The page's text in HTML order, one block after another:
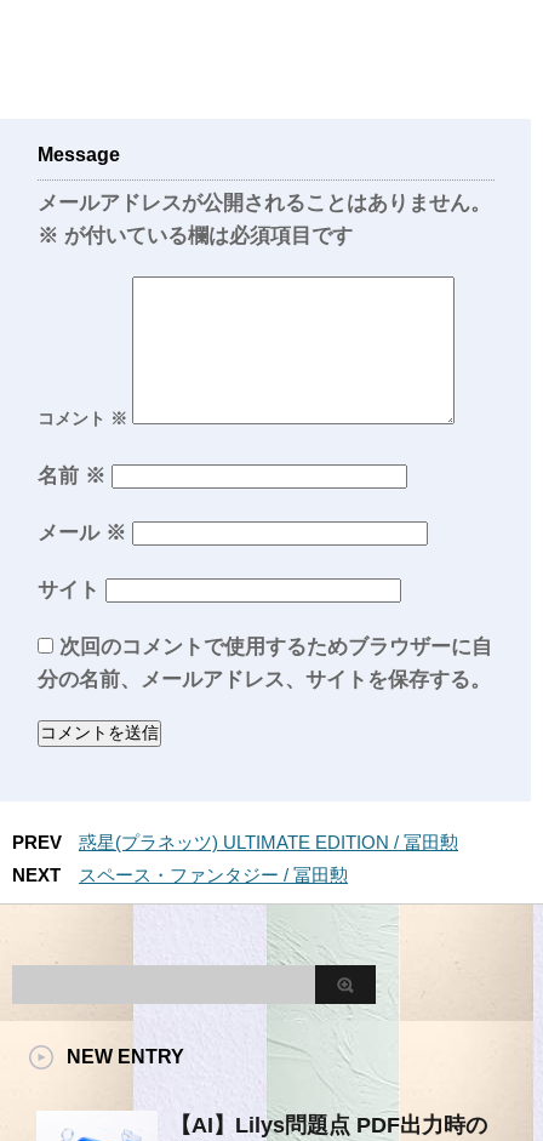
Message
メールアドレスが公開されることはありません。
※ が付いている欄は必須項目です
コメント ※
名前 ※
メール ※
サイト
次回のコメントで使用するためブラウザーに自
分の名前、メールアドレス、サイトを保存する。
PREV
惑星(プラネッツ) ULTIMATE EDITION / 冨田勲
NEXT
スペース・ファンタジー / 冨田勲
NEW ENTRY
【AI】Lilys問題点 PDF出力時の